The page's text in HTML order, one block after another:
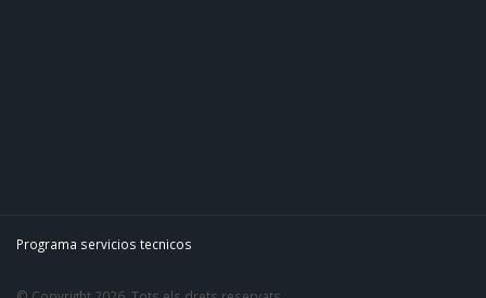
Programa servicios tecnicos